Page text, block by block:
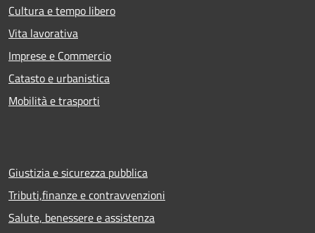
Cultura e tempo libero
Vita lavorativa
Imprese e Commercio
Catasto e urbanistica
Mobilità e trasporti
Giustizia e sicurezza pubblica
Tributi,finanze e contravvenzioni
Salute, benessere e assistenza